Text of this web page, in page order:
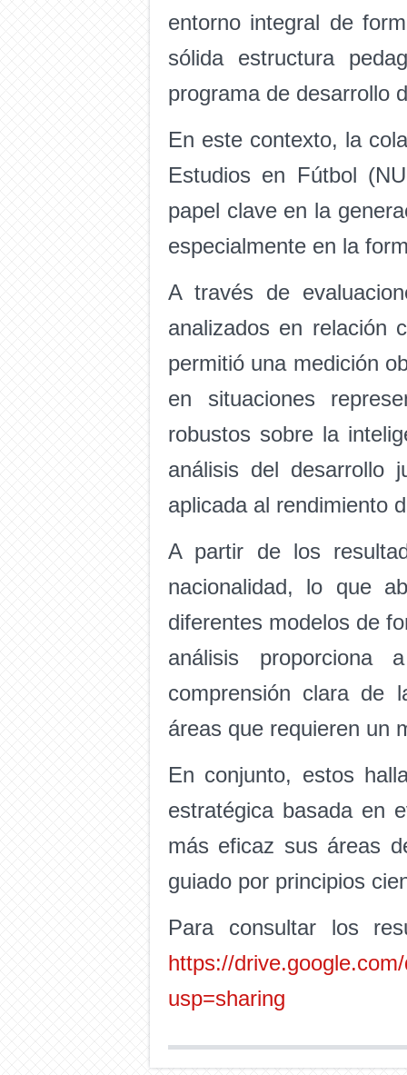
entorno integral de
sólida estructura
programa de desarrollo
En este contexto, la
Estudios en Fútbol
papel clave en la
especialmente en la
A través de
analizados en relación
permitió una medición
en situaciones
robustos sobre la
análisis del desarrollo
aplicada al rendimiento
A partir de los
nacionalidad, lo que
diferentes modelos de
análisis proporciona
comprensión clara de
áreas que requieren un
En conjunto, estos
estratégica basada en
más eficaz sus áreas
guiado por principios
Para consultar los
https://
usp=sharing